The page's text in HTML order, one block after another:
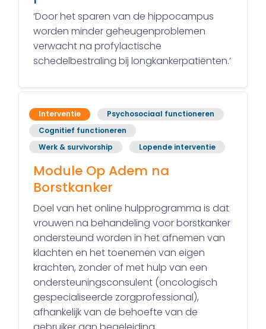
‘Door het sparen van de hippocampus
worden minder geheugenproblemen
verwacht na profylactische
schedelbestraling bij longkankerpatiënten.’
Interventie
Psychosociaal functioneren
Cognitief functioneren
Werk & survivorship
Lopende interventie
Module Op Adem na
Borstkanker
Doel van het online hulpprogramma is dat
vrouwen na behandeling voor borstkanker
ondersteund worden in het afnemen van
klachten en het toenemen van eigen
krachten, zonder of met hulp van een
ondersteuningsconsulent (oncologisch
gespecialiseerde zorgprofessional),
afhankelijk van de behoefte van de